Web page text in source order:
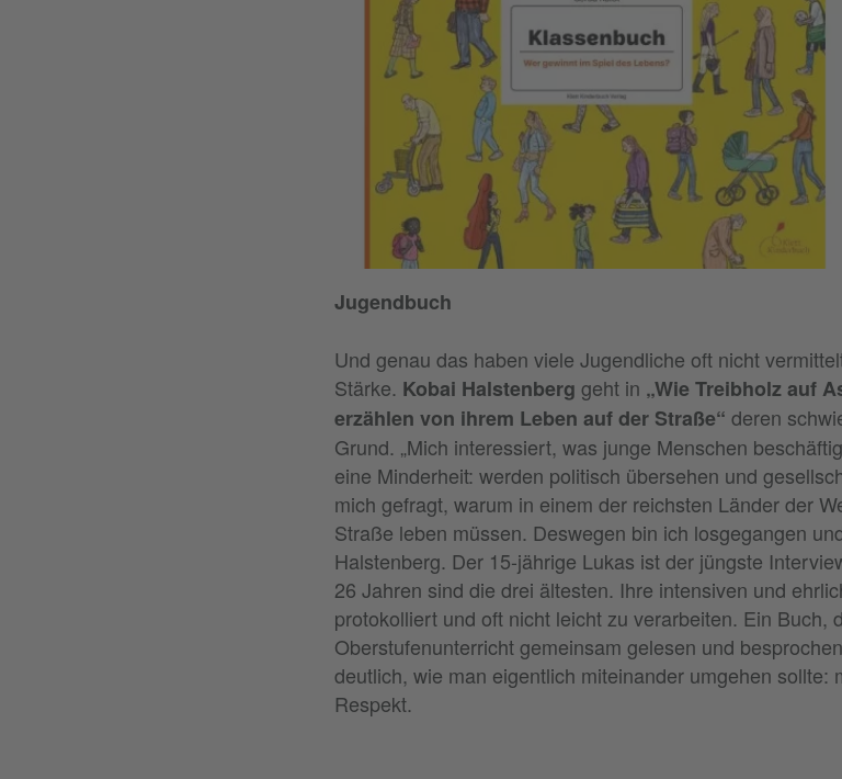
Jugendbuch
Und genau das haben viele Jugendliche oft nicht
Stärke. Kobai Halstenberg geht in „Wie Treibholz auf
erzählen von ihrem Leben auf der Straße“ deren
Grund. „Mich interessiert, was junge Menschen
eine Minderheit: werden politisch übersehen und
mich gefragt, warum in einem der reichsten Länder der
Straße leben müssen. Deswegen bin ich losgegangen
Halstenberg. Der 15-jährige Lukas ist der jüngste
26 Jahren sind die drei ältesten. Ihre intensiven und
protokolliert und oft nicht leicht zu verarbeiten. Ein Buch,
Oberstufenunterricht gemeinsam gelesen und
deutlich, wie man eigentlich miteinander umgehen sollte:
Respekt.